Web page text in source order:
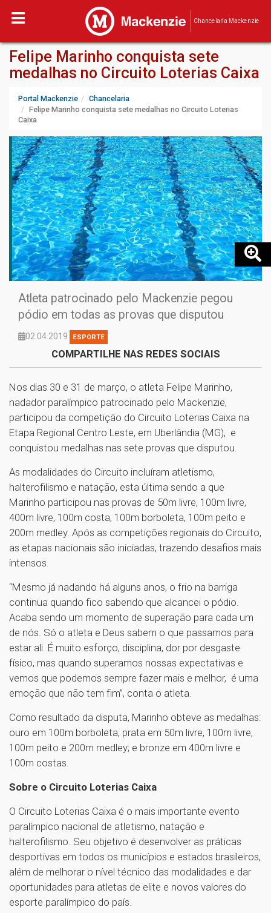
Chancelaria Mackenzie
Felipe Marinho conquista sete
medalhas no Circuito Loterias Caixa
Portal Mackenzie
Chancelaria
Felipe Marinho conquista sete medalhas no Circuito Loterias
Caixa
Atleta patrocinado pelo Mackenzie pegou
pódio em todas as provas que disputou
02.04.2019 ESPORTE
COMPARTILHE NAS REDES SOCIAIS
Nos dias 30 e 31 de março, o atleta Felipe Marinho,
nadador paralímpico patrocinado pelo Mackenzie,
participou da competição do Circuito Loterias Caixa na
Etapa Regional Centro Leste, em Uberlândia (MG), e
conquistou medalhas nas sete provas que disputou.
As modalidades do Circuito incluíram atletismo,
halterofilismo e natação, esta última sendo a que
Marinho participou nas provas de 50m livre, 100m livre,
400m livre, 100m costa, 100m borboleta, 100m peito e
200m medley. Após as competições regionais do Circuito,
as etapas nacionais são iniciadas, trazendo desafios mais
intensos.
“Mesmo já nadando há alguns anos, o frio na barriga
continua quando fico sabendo que alcancei o pódio.
Acaba sendo um momento de superação para cada um
de nós. Só o atleta e Deus sabem o que passamos para
estar ali. É muito esforço, disciplina, dor por desgaste
físico, mas quando superamos nossas expectativas e
vemos que podemos sempre fazer mais e melhor, é uma
emoção que não tem fim”, conta o atleta.
Como resultado da disputa, Marinho obteve as medalhas:
ouro em 100m borboleta; prata em 50m livre, 100m livre,
100m peito e 200m medley; e bronze em 400m livre e
100m costas.
Sobre o Circuito Loterias Caixa
O Circuito Loterias Caixa é o mais importante evento
paralímpico nacional de atletismo, natação e
halterofilismo. Seu objetivo é desenvolver as práticas
desportivas em todos os municípios e estados brasileiros,
além de melhorar o nível técnico das modalidades e dar
oportunidades para atletas de elite e novos valores do
esporte paralímpico do país.